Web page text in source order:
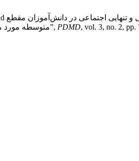
متوسطه مورد مطالعه (خراسان رضوی)”, PDMD, vol. 3, no. 2,